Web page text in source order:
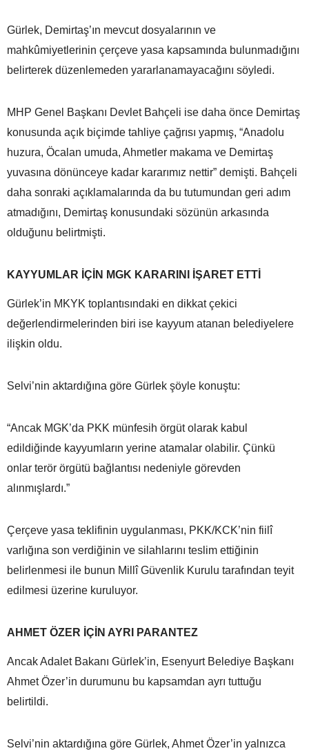
Gürlek, Demirtaş’ın mevcut dosyalarının ve
mahkûmiyetlerinin çerçeve yasa kapsamında bulunmadığını
belirterek düzenlemeden yararlanamayacağını söyledi.
MHP Genel Başkanı Devlet Bahçeli ise daha önce Demirtaş
konusunda açık biçimde tahliye çağrısı yapmış, “Anadolu
huzura, Öcalan umuda, Ahmetler makama ve Demirtaş
yuvasına dönünceye kadar kararımız nettir” demişti. Bahçeli
daha sonraki açıklamalarında da bu tutumundan geri adım
atmadığını, Demirtaş konusundaki sözünün arkasında
olduğunu belirtmişti.
KAYYUMLAR İÇİN MGK KARARINI İŞARET ETTİ
Gürlek’in MKYK toplantısındaki en dikkat çekici
değerlendirmelerinden biri ise kayyum atanan belediyelere
ilişkin oldu.
Selvi’nin aktardığına göre Gürlek şöyle konuştu:
“Ancak MGK’da PKK münfesih örgüt olarak kabul
edildiğinde kayyumların yerine atamalar olabilir. Çünkü
onlar terör örgütü bağlantısı nedeniyle görevden
alınmışlardı.”
Çerçeve yasa teklifinin uygulanması, PKK/KCK’nin fiilî
varlığına son verdiğinin ve silahlarını teslim ettiğinin
belirlenmesi ile bunun Millî Güvenlik Kurulu tarafından teyit
edilmesi üzerine kuruluyor.
AHMET ÖZER İÇİN AYRI PARANTEZ
Ancak Adalet Bakanı Gürlek’in, Esenyurt Belediye Başkanı
Ahmet Özer’in durumunu bu kapsamdan ayrı tuttuğu
belirtildi.
Selvi’nin aktardığına göre Gürlek, Ahmet Özer’in yalnızca